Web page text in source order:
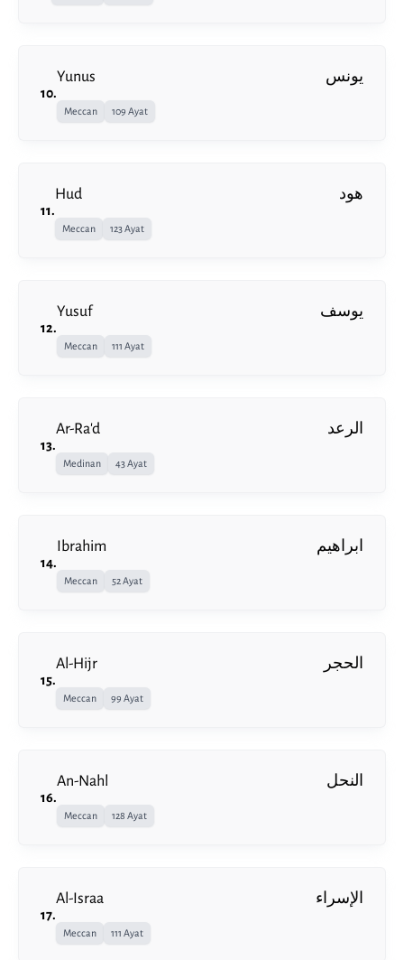
10.
Yunus يونس
Meccan 109 Ayat
11.
Hud هود
Meccan 123 Ayat
12.
Yusuf يوسف
Meccan 111 Ayat
13.
Ar-Ra'd الرعد
Medinan 43 Ayat
14.
Ibrahim ابراهيم
Meccan 52 Ayat
15.
Al-Hijr الحجر
Meccan 99 Ayat
16.
An-Nahl النحل
Meccan 128 Ayat
17.
Al-Israa الإسراء
Meccan 111 Ayat